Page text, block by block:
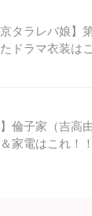
京タラレバ娘】
ドラマ衣装は
倫子家（吉高
家電はこれ！！